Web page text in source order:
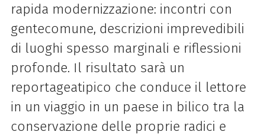
rapida modernizzazione: incontri con
gentecomune, descrizioni imprevedibili
di luoghi spesso marginali e riflessioni
profonde. Il risultato sarà un
reportageatipico che conduce il lettore
in un viaggio in un paese in bilico tra la
conservazione delle proprie radici e